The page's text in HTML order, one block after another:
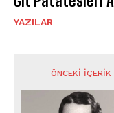
YAZILAR
ÖNCEKI İÇERIK